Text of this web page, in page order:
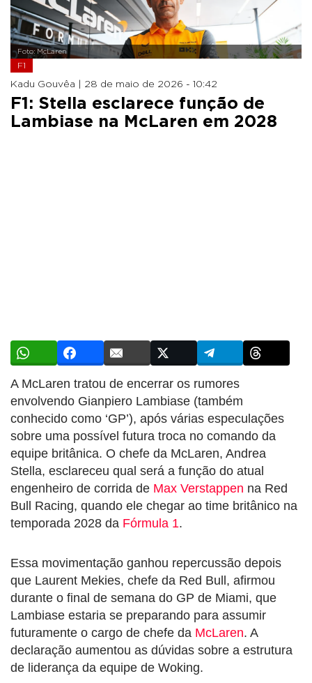
Foto: McLaren
F1
Kadu Gouvêa | 28 de maio de 2026 - 10:42
F1: Stella esclarece função de
Lambiase na McLaren em 2028
A McLaren tratou de encerrar os rumores
envolvendo Gianpiero Lambiase (também
conhecido como ‘GP’), após várias especulações
sobre uma possível futura troca no comando da
equipe britânica. O chefe da McLaren, Andrea
Stella, esclareceu qual será a função do atual
engenheiro de corrida de Max Verstappen na Red
Bull Racing, quando ele chegar ao time britânico na
temporada 2028 da Fórmula 1.
Essa movimentação ganhou repercussão depois
que Laurent Mekies, chefe da Red Bull, afirmou
durante o final de semana do GP de Miami, que
Lambiase estaria se preparando para assumir
futuramente o cargo de chefe da McLaren. A
declaração aumentou as dúvidas sobre a estrutura
de liderança da equipe de Woking.